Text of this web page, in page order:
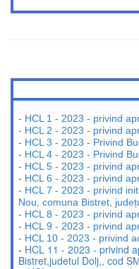
- HCL 1 - 2023 - privind
- HCL 2 - 2023 - privind
- HCL 3 - 2023 - Privind
- HCL 4 - 2023 - Privind
- HCL 5 - 2023 - privind
- HCL 6 - 2023 - privind
- HCL 7 - 2023 - privind
Nou, comuna Bistret,
- HCL 8 - 2023 - privind
- HCL 9 - 2023 - privind
- HCL 10 - 2023 - privind
- HCL 11 - 2023 - privind
Bistret,judetul Dolj,, cod